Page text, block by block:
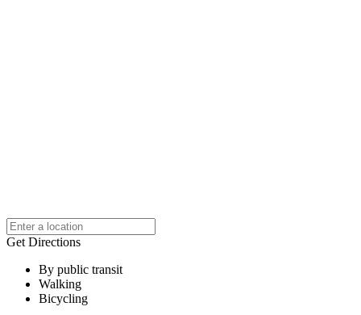
Get Directions
By public transit
Walking
Bicycling